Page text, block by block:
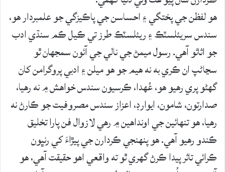
هو لفظن جي پختگي ۽ احساسن جي پاڪيزگي جو علمبردار هو،
سندس سريئلسٽڪ ۽ ريئلسٽڪ طرز تي ڪيل ڪم سنڌي ادب
جو اثاثو آهي. رسول ميمڻ جي نالي جي آئون سمجهان ٿو
سڃاڻپ ان ڪري به نه هيم جو هو ميلن ۽ ادبي پروگرامن کان
گهڻو پري رهيو هو، عُهدا، ڪرسيون سندس خواهش ۾ نه رهيا،
صدارتون، شامون، ايوارڊ، اعزاز سندس مصروفيت جو ڪارڻ نه
رهيا، هو تنهائين جي اونداهين ۾ رهي لازوال فن پارا تخليق
ڪندو رهيو آهي. هو پنهنجي ڪردارن جي پيڙاءَ کي رنڀون
ڪرائي تاثر پيدا ڪرڻ گهري ٿو ته واقعي اهو حقيقت آهي، هو